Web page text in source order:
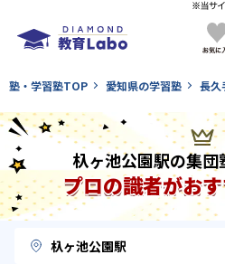
塾・学習塾TOP 愛知県の学習塾 長久
杁ヶ池公園駅の集団
プロの識者がお
杁ヶ池公園駅